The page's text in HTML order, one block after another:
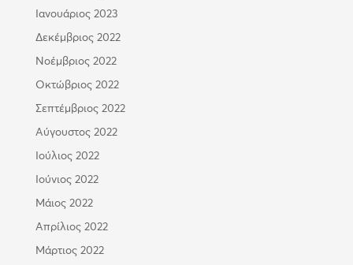
Ιανουάριος 2023
Δεκέμβριος 2022
Νοέμβριος 2022
Οκτώβριος 2022
Σεπτέμβριος 2022
Αύγουστος 2022
Ιούλιος 2022
Ιούνιος 2022
Μάιος 2022
Απρίλιος 2022
Μάρτιος 2022